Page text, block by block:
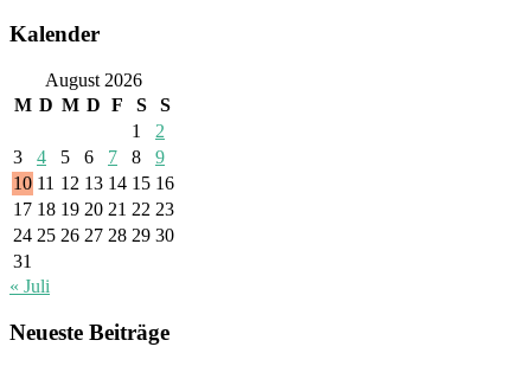
Kalender
August 2026
M D M D F S
S
1
2
3
4 5 6 7 8
9
10 11 12 13 14 15 16
17 18 19 20 21 22 23
24 25 26 27 28 29 30
31
« Juli
Neueste Beiträge